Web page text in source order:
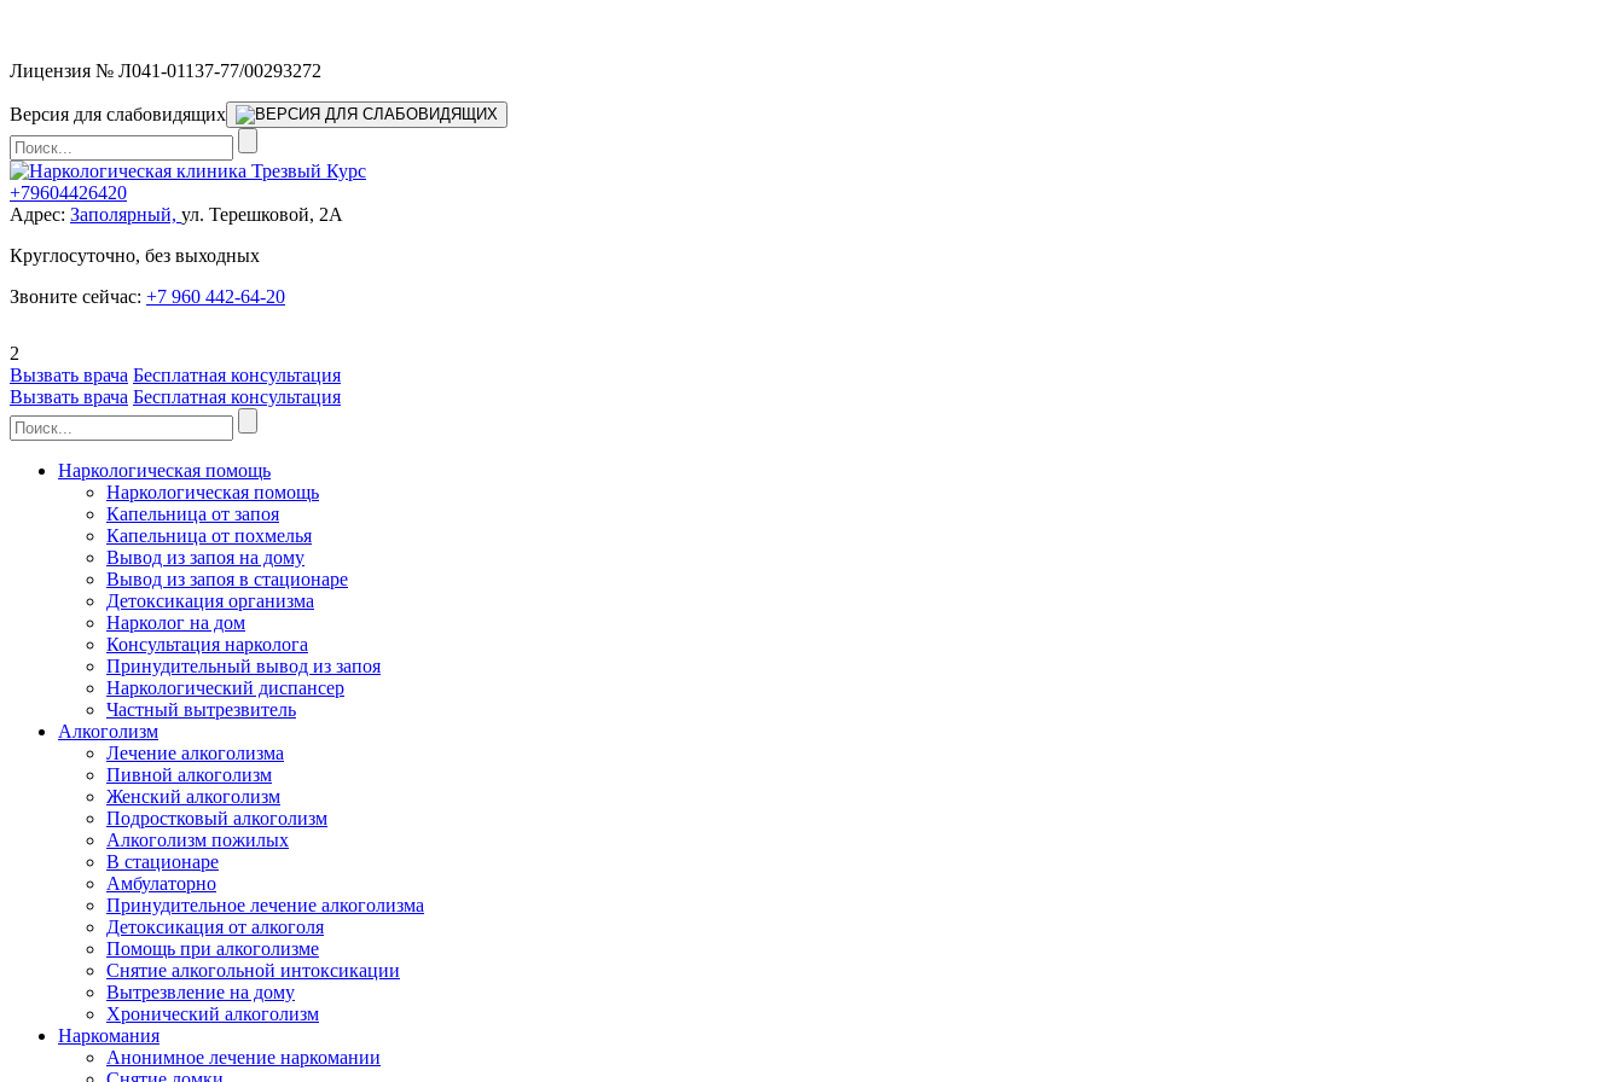
Лицензия № Л041-01137-77/00293272
Версия для слабовидящих
+79604426420
Адрес: Заполярный, ул. Терешковой, 2А
Круглосуточно, без выходных
Звоните сейчас: +7 960 442-64-20
2
Вызвать врача Бесплатная консультация
Вызвать врача Бесплатная консультация
Наркологическая помощь
Наркологическая помощь
Капельница от запоя
Капельница от похмелья
Вывод из запоя на дому
Вывод из запоя в стационаре
Детоксикация организма
Нарколог на дом
Консультация нарколога
Принудительный вывод из запоя
Наркологический диспансер
Частный вытрезвитель
Алкоголизм
Лечение алкоголизма
Пивной алкоголизм
Женский алкоголизм
Подростковый алкоголизм
Алкоголизм пожилых
В стационаре
Амбулаторно
Принудительное лечение алкоголизма
Детоксикация от алкоголя
Помощь при алкоголизме
Снятие алкогольной интоксикации
Вытрезвление на дому
Хронический алкоголизм
Наркомания
Анонимное лечение наркомании